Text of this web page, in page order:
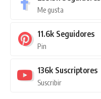
Me gusta
11.6k Seguidores
Pin
136k Suscriptores
Suscribir